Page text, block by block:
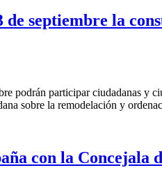
septiembre la
podrán participar ciudadanas y
sobre la remodelación y
con la